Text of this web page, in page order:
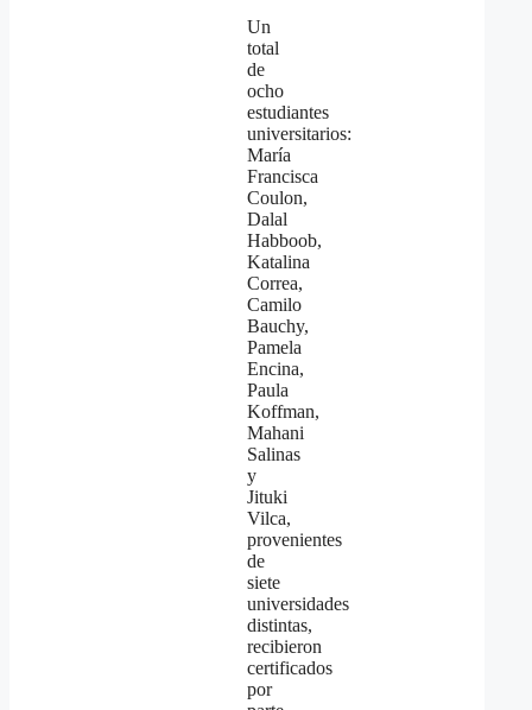
Un
total
de
ocho
estudiantes
universitarios:
María
Francisca
Coulon,
Dalal
Habboob,
Katalina
Correa,
Camilo
Bauchy,
Pamela
Encina,
Paula
Koffman,
Mahani
Salinas
y
Jituki
Vilca,
provenientes
de
siete
universidades
distintas,
recibieron
certificados
por